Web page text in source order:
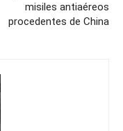
misiles antiaéreos
procedentes de China